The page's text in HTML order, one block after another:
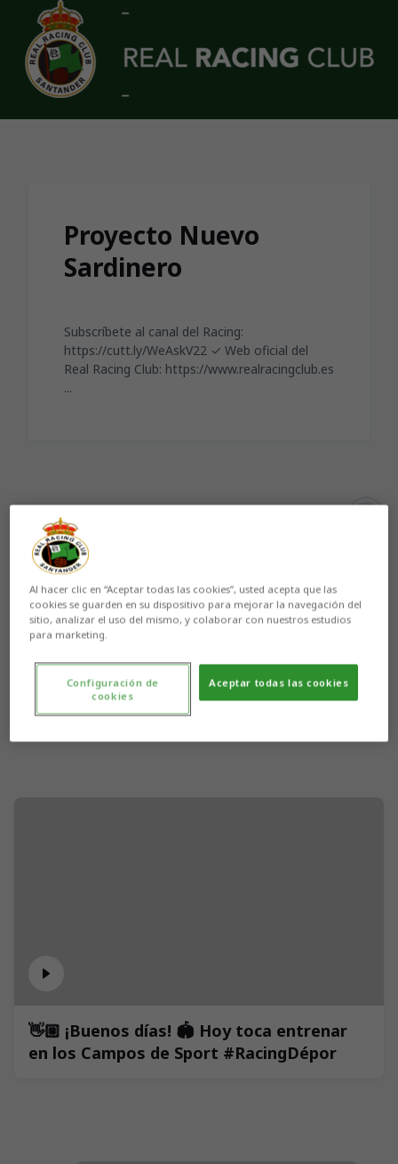
Skip to main content
Proyecto Nuevo
Sardinero
Subscríbete al canal del Racing:
https://cutt.ly/WeAskV22 ✓ Web oficial del
Real Racing Club: https://www.realracingclub.es
...
Aún no hay reacciones. ¡Sé el primero!
👋🏼 ¡Buenos días! 🏟️ Hoy toca entrenar
en los Campos de Sport #RacingDépor
Al hacer clic en “Aceptar todas las cookies”, usted acepta que las
cookies se guarden en su dispositivo para mejorar la navegación del
sitio, analizar el uso del mismo, y colaborar con nuestros estudios
para marketing.
Aceptar todas las cookies
Configuración de
cookies